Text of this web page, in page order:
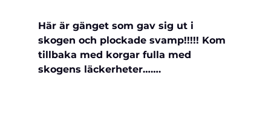
Här är gänget som gav sig ut i
skogen och plockade svamp!!!!! Kom
tillbaka med korgar fulla med
skogens läckerheter…….